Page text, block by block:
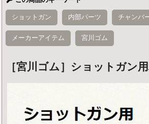
ショットガン 内部パーツ チャンバ
メーカーアイテム 宮川ゴム
［宮川ゴム］ショットガン